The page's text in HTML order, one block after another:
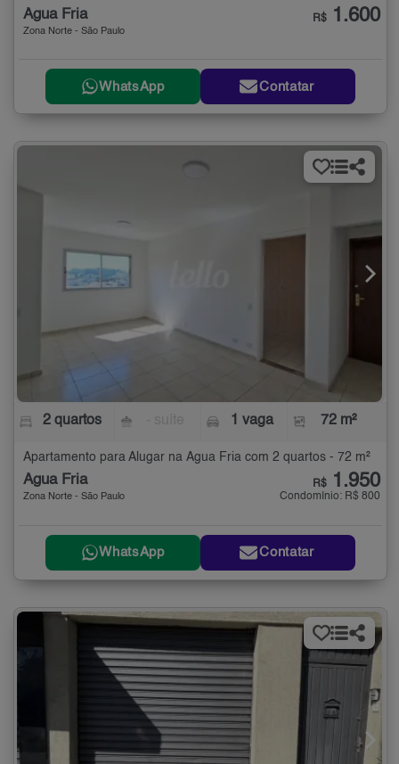
Água Fria
Zona Norte - São Paulo
R$ 1.600
WhatsApp Contatar
2 quartos 1 vaga 72 m²
Apartamento para Alugar na Água Fria com 2 quartos - 72 m²
Água Fria
Zona Norte - São Paulo
R$ 1.950
Condomínio: R$ 800
WhatsApp Contatar